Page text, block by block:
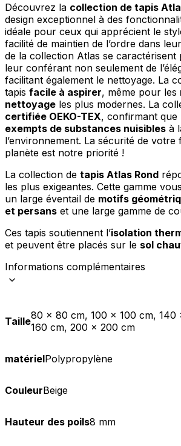
Découvrez la collection de tapis
design exceptionnel à des
idéale pour ceux qui apprécient le
facilité de maintien de l’ordre dans
de la collection Atlas se caractérisent
leur conférant non seulement de
facilitant également le nettoyage. La
tapis facile à aspirer, même pour les
nettoyage les plus modernes. La
certifiée OEKO-TEX, confirmant que
exempts de substances nuisibles à
l’environnement. La sécurité de
planète est notre priorité !
La collection de tapis Atlas Rond
les plus exigeantes. Cette gamme
un large éventail de motifs
et persans et une large gamme de
Ces tapis soutiennent l’isolation
et peuvent être placés sur le sol
Informations complémentaires
Taille80 x 80 cm, 100 x 100 cm, 140
160 cm, 200 x 200 cm
matérielPolypropylène
CouleurBeige
Hauteur des poils8 mm
Accepter tout